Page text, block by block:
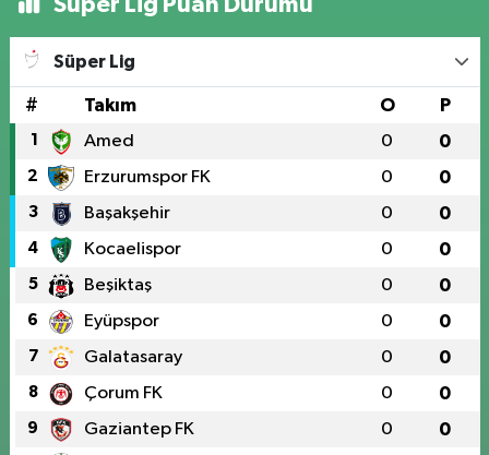
Süper Lig
# Takım O P
1 Amed 0 0
2 Erzurumspor FK 0 0
3 Başakşehir 0 0
4 Kocaelispor 0 0
5 Beşiktaş 0 0
6 Eyüpspor 0 0
7 Galatasaray 0 0
8 Çorum FK 0 0
9 Gaziantep FK 0 0